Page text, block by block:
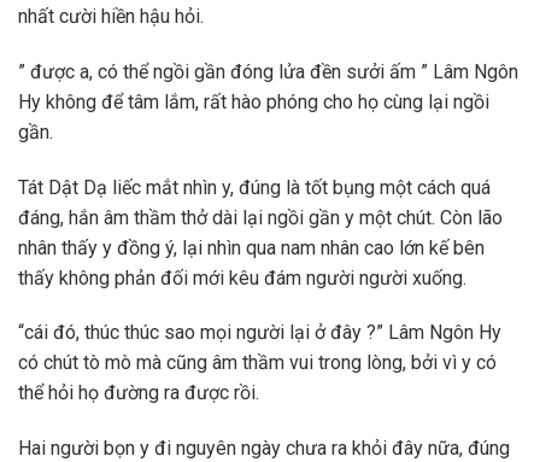
nhất cười hiền hậu hỏi.
” được a, có thể ngồi gần đóng lửa đền sưởi ấm ” Lâm Ngôn
Hy không để tâm lắm, rất hào phóng cho họ cùng lại ngồi
gần.
Tát Dật Dạ liếc mắt nhìn y, đúng là tốt bụng một cách quá
đáng, hắn âm thầm thở dài lại ngồi gần y một chút. Còn lão
nhân thấy y đồng ý, lại nhìn qua nam nhân cao lớn kế bên
thấy không phản đối mới kêu đám người người xuống.
“cái đó, thúc thúc sao mọi người lại ở đây ?” Lâm Ngôn Hy
có chút tò mò mà cũng âm thầm vui trong lòng, bởi vì y có
thể hỏi họ đường ra được rồi.
Hai người bọn y đi nguyên ngày chưa ra khỏi đây nữa, đúng